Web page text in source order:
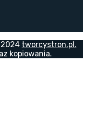
tworcystron.pl.
kopiowania.